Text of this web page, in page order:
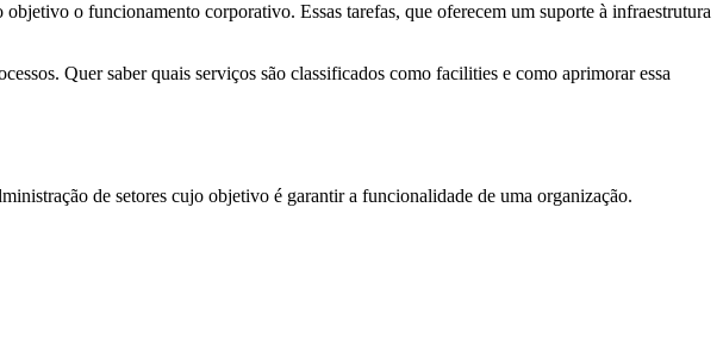
o funcionamento corporativo. Essas tarefas, que oferecem um suporte à infraestrutura
Quer saber quais serviços são classificados como facilities e como aprimorar essa
de setores cujo objetivo é garantir a funcionalidade de uma organização.